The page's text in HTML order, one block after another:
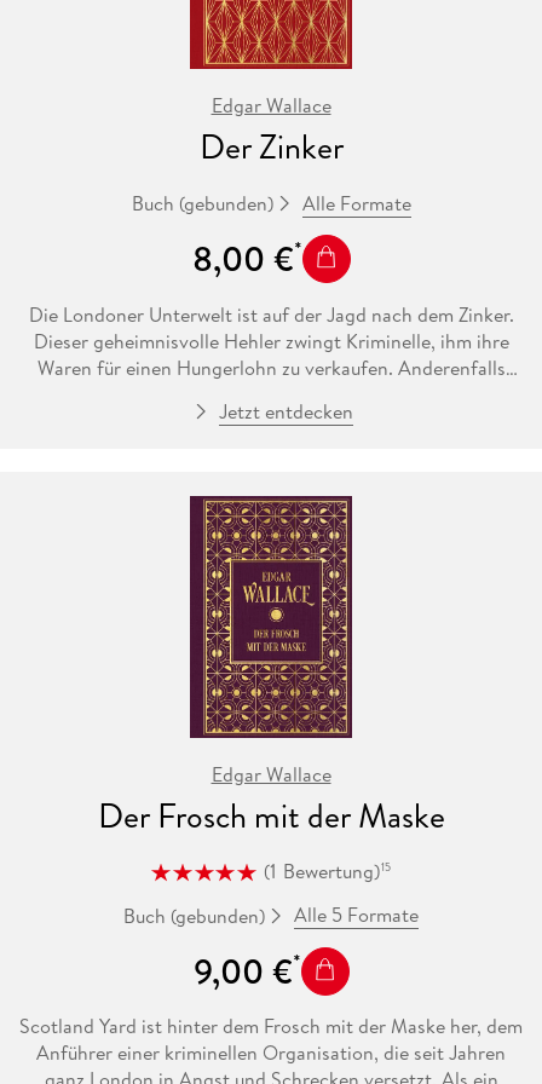
Sein Werk umfasste insgesamt 175 Bücher, 15
Theaterstücke. Plus 73 Verfilmungen
Edgar Wallace
Der Zinker
Buch (gebunden) Alle Formate
8,00 €
Die Londoner Unterwelt ist auf der Jagd nach dem Zinker.
Dieser geheimnisvolle Hehler zwingt Kriminelle, ihm ihre
Waren für einen Hungerlohn zu verkaufen. Anderenfalls
mit dem Zinker gebracht wird, fängt auch Scotland Yard an
Jetzt entdecken
Edgar Wallace
Der Frosch mit der Maske
(1 Bewertung)15
Buch (gebunden) Alle 5 Formate
9,00 €
Scotland Yard ist hinter dem Frosch mit der Maske her, dem
Anführer einer kriminellen Organisation, die seit Jahren